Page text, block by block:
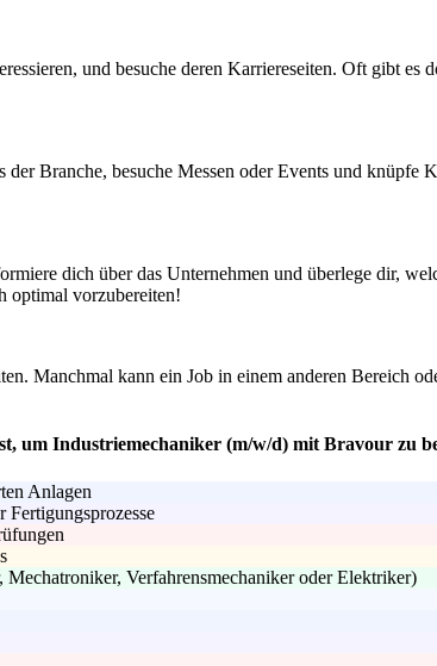
und besuche deren Karriereseiten. Oft gibt
Branche, besuche Messen oder Events und
dich über das Unternehmen und überlege dir,
optimal vorzubereiten!
Manchmal kann ein Job in einem anderen Bereich
um Industriemechaniker (m/w/d) mit Bravour zu
Anlagen
Verfahrensmechaniker oder Elektriker)